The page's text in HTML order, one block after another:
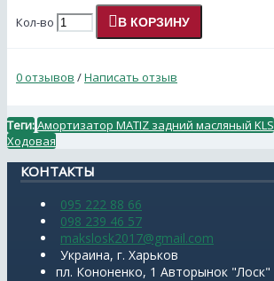
Кол-во В КОРЗИНУ
0 отзывов /Написать отзыв
Теги:Амортизатор MATIZ задний масляный KLS
Ходовая
КОНТАКТЫ
095 222 88 66
098 239 46 57
makslosk2017@gmail.com
Украина, г. Харьков
пл. Кононенко, 1 Авторынок "Лоск"